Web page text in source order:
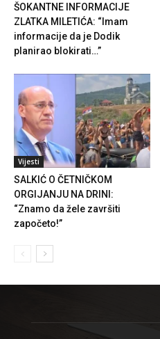
ŠOKANTNE INFORMACIJE
ZLATKA MILETIĆA: “Imam
informacije da je Dodik
planirao blokirati…”
Vijesti
SALKIĆ O ČETNIČKOM
ORGIJANJU NA DRINI:
“Znamo da žele završiti
započeto!”